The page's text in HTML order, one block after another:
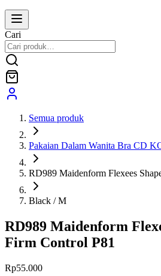
Cari
Semua produk
Pakaian Dalam Wanita Bra CD
RD989 Maidenform Flexees
Black / M
RD989 Maidenform
Firm Control P81
Rp55.000